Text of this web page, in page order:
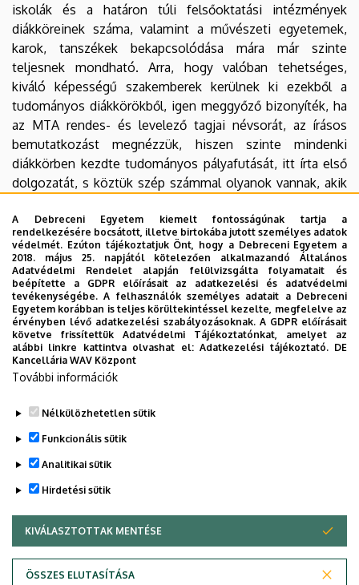
iskolák és a határon túli felsőoktatási intézmények
diákköreinek száma, valamint a művészeti egyetemek,
karok, tanszékek bekapcsolódása mára már szinte
teljesnek mondható. Arra, hogy valóban tehetséges,
kiváló képességű szakemberek kerülnek ki ezekből a
tudományos diákkörökből, igen meggyőző bizonyíték, ha
az MTA rendes- és levelező tagjai névsorát, az írásos
bemutatkozást megnézzük, hiszen szinte mindenki
diákkörben kezdte tudományos pályafutását, itt írta első
dolgozatát, s köztük szép számmal olyanok vannak, akik
diáktudományos tevékenységet segítő tanári munkájukért
Mestertanár Aranyérem elismerésben részesültek.
A tudományos diákkörökben tevékenykedő tehetségekkel
való foglalkozás az Oktatási és Kulturális Minisztérium
számára is kiemelten fontos feladat. Ezenkívül a
tudományos diákköri munkát egyre szélesedő támogatói
kör segíti: különböző szakalapítványok, minisztériumok,
közéleti személyiségek, illetve cégek, vállalkozások.
Legutóbbi frissítés: 2023. 05. 09. 11:24
Adatvédelem
A Debreceni Egyetem kiemelt fontosságúnak tartja a
rendelkezésére bocsátott, illetve birtokába jutott személyes adatok
védelmét. Ezúton tájékoztatjuk Önt, hogy a Debreceni Egyetem a
2018. május 25. napjától kötelezően alkalmazandó Általános
Adatvédelmi Rendelet alapján felülvizsgálta folyamatait és
beépítette a GDPR előírásait az adatkezelési és adatvédelmi
tevékenységébe. A felhasználók személyes adatait a Debreceni
Egyetem korábban is teljes körültekintéssel kezelte, megfelelve az
érvényben lévő adatkezelési szabályozásoknak. A GDPR előírásait
követve frissítettük Adatvédelmi Tájékoztatónkat, amelyet az
alábbi linkre kattintva olvashat el:Adatkezelési tájékoztató. DE
Kancellária WAV Központ
További információk
Nélkülözhetetlen sütik
Funkcionális sütik
Analitikai sütik
Hirdetési sütik
KIVÁLASZTOTTAK MENTÉSE
ÖSSZES ELUTASÍTÁSA
WITHDRAW CONSENT